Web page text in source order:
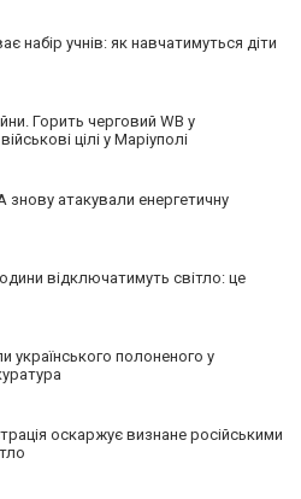
набір учнів: як навчатимуться діти
Горить черговий WB у
цілі у Маріуполі
атакували енергетичну
відключатимуть світло: це
українського полоненого у
оскаржує визнане російськими